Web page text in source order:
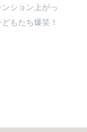
ション上がっ
もたち爆笑！